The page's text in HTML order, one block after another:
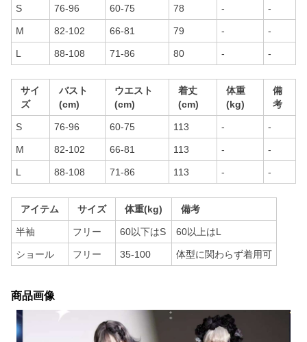
S 76-96 60-75 78 - -
M 82-102 66-81 79 - -
L 88-108 71-86 80 - -
サイ
ズ
バスト
(cm)
ウエスト
(cm)
着丈
(cm)
体重
(kg)
備
考
S 76-96 60-75 113 - -
M 82-102 66-81 113 - -
L 88-108 71-86 113 - -
アイテム サイズ 体重(kg) 備考
半袖 フリー 60以下はS 60以上はL
ショール フリー 35-100 体型に関わらず着用可
商品画像